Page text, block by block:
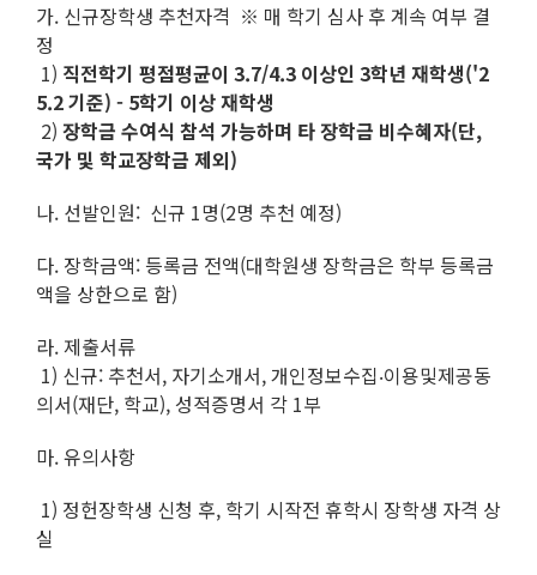
가. 신규장학생 추천자격 ※ 매 학기 심사 후 계속 여부 결
정
1) 직전학기 평점평균이 3.7/4.3 이상인 3학년 재학생('2
5.2 기준) - 5학기 이상 재학생
2) 장학금 수여식 참석 가능하며 타 장학금 비수혜자(단,
국가 및 학교장학금 제외)
나. 선발인원: 신규 1명(2명 추천 예정)
다. 장학금액: 등록금 전액(대학원생 장학금은 학부 등록금
액을 상한으로 함)
라. 제출서류
1) 신규: 추천서, 자기소개서, 개인정보수집‧이용및제공동
의서(재단, 학교), 성적증명서 각 1부
마. 유의사항
1) 정헌장학생 신청 후, 학기 시작전 휴학시 장학생 자격 상
실